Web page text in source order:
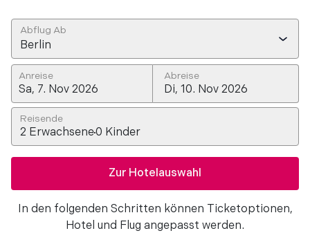
Abflug Ab
Berlin
Anreise Abreise
Reisende
2 Erwachsene0 Kinder
Zur Hotelauswahl
In den folgenden Schritten können Ticketoptionen,
Hotel und Flug angepasst werden.